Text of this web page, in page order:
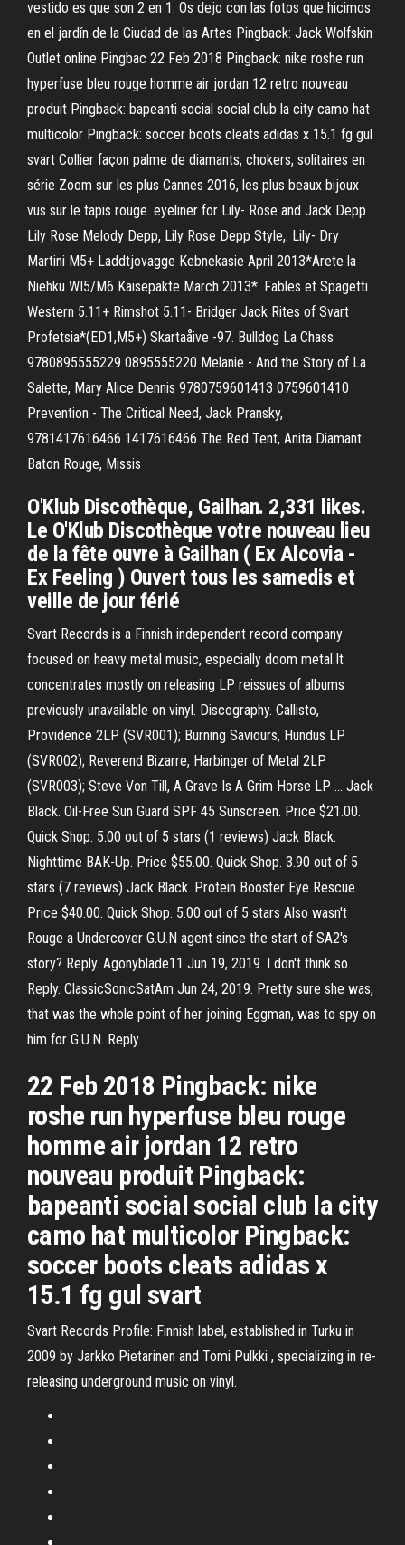
vestido es que son 2 en 1. Os dejo con las fotos que hicimos
en el jardín de la Ciudad de las Artes Pingback: Jack Wolfskin
Outlet online Pingbac 22 Feb 2018 Pingback: nike roshe run
hyperfuse bleu rouge homme air jordan 12 retro nouveau
produit Pingback: bapeanti social social club la city camo hat
multicolor Pingback: soccer boots cleats adidas x 15.1 fg gul
svart Collier façon palme de diamants, chokers, solitaires en
série Zoom sur les plus Cannes 2016, les plus beaux bijoux
vus sur le tapis rouge. eyeliner for Lily- Rose and Jack Depp
Lily Rose Melody Depp, Lily Rose Depp Style,. Lily- Dry
Martini M5+ Laddtjovagge Kebnekasie April 2013*Arete la
Niehku WI5/M6 Kaisepakte March 2013*. Fables et Spagetti
Western 5.11+ Rimshot 5.11- Bridger Jack Rites of Svart
Profetsia*(ED1,M5+) Skartaåive -97. Bulldog La Chass
9780895555229 0895555220 Melanie - And the Story of La
Salette, Mary Alice Dennis 9780759601413 0759601410
Prevention - The Critical Need, Jack Pransky,
9781417616466 1417616466 The Red Tent, Anita Diamant
Baton Rouge, Missis
O'Klub Discothèque, Gailhan. 2,331 likes.
Le O'Klub Discothèque votre nouveau lieu
de la fête ouvre à Gailhan ( Ex Alcovia -
Ex Feeling ) Ouvert tous les samedis et
veille de jour férié
Svart Records is a Finnish independent record company
focused on heavy metal music, especially doom metal.It
concentrates mostly on releasing LP reissues of albums
previously unavailable on vinyl. Discography. Callisto,
Providence 2LP (SVR001); Burning Saviours, Hundus LP
(SVR002); Reverend Bizarre, Harbinger of Metal 2LP
(SVR003); Steve Von Till, A Grave Is A Grim Horse LP … Jack
Black. Oil-Free Sun Guard SPF 45 Sunscreen. Price $21.00.
Quick Shop. 5.00 out of 5 stars (1 reviews) Jack Black.
Nighttime BAK-Up. Price $55.00. Quick Shop. 3.90 out of 5
stars (7 reviews) Jack Black. Protein Booster Eye Rescue.
Price $40.00. Quick Shop. 5.00 out of 5 stars Also wasn't
Rouge a Undercover G.U.N agent since the start of SA2's
story? Reply. Agonyblade11 Jun 19, 2019. I don't think so.
Reply. ClassicSonicSatAm Jun 24, 2019. Pretty sure she was,
that was the whole point of her joining Eggman, was to spy on
him for G.U.N. Reply.
22 Feb 2018 Pingback: nike
roshe run hyperfuse bleu rouge
homme air jordan 12 retro
nouveau produit Pingback:
bapeanti social social club la city
camo hat multicolor Pingback:
soccer boots cleats adidas x
15.1 fg gul svart
Svart Records Profile: Finnish label, established in Turku in
2009 by Jarkko Pietarinen and Tomi Pulkki , specializing in re-
releasing underground music on vinyl.